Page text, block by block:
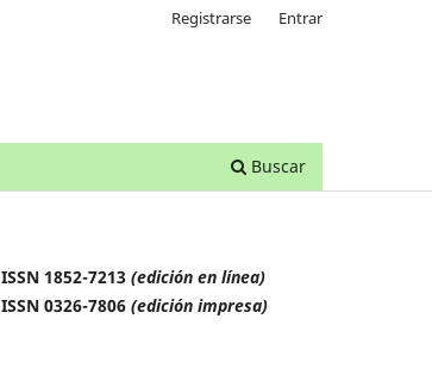
Buscar
Registrarse Entrar
ISSN 1852-7213 (edición en línea)
ISSN 0326-7806 (edición impresa)